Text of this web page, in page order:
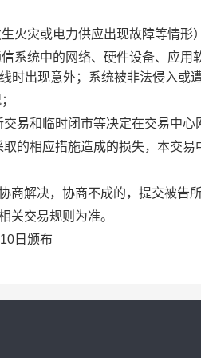
火灾或电力供应出现故障等情形
系统中的网络、硬件设备、应
时出现意外；系统被非法侵入或
易和临时闭市等决定在交易中心
的相应措施造成的损失，本交易
商解决，协商不成的，提交被告
关交易规则为准。
日颁布